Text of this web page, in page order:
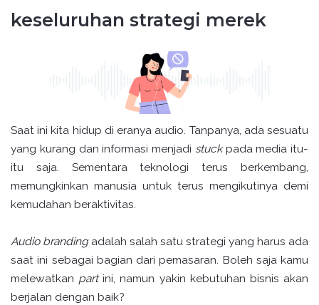
keseluruhan strategi merek
Saat ini kita hidup di eranya audio. Tanpanya, ada sesuatu
yang kurang dan informasi menjadi stuckpada media itu-
itu saja. Sementara teknologi terus berkembang,
memungkinkan manusia untuk terus mengikutinya demi
kemudahan beraktivitas.
Audio brandingadalah salah satu strategi yang harus ada
saat ini sebagai bagian dari pemasaran. Boleh saja kamu
melewatkan partini, namun yakin kebutuhan bisnis akan
berjalan dengan baik?